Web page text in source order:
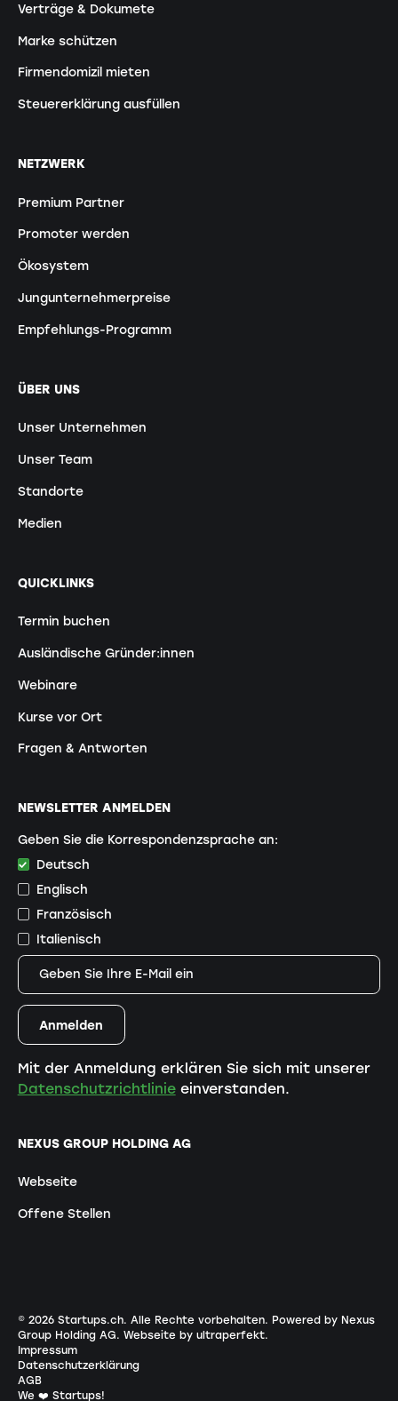
Verträge & Dokumete
Marke schützen
Firmendomizil mieten
Steuererklärung ausfüllen
NETZWERK
Premium Partner
Promoter werden
Ökosystem
Jungunternehmerpreise
Empfehlungs-Programm
ÜBER UNS
Unser Unternehmen
Unser Team
Standorte
Medien
QUICKLINKS
Termin buchen
Ausländische Gründer:innen
Webinare
Kurse vor Ort
Fragen & Antworten
NEXUS GROUP HOLDING AG
Webseite
Offene Stellen
NEWSLETTER ANMELDEN
Geben Sie die Korrespondenzsprache an:
Deutsch
Englisch
Französisch
Italienisch
Mit der Anmeldung erklären Sie sich mit unserer
Datenschutzrichtlinieeinverstanden.
© 2026Startups.ch. Alle Rechte vorbehalten. Powered by Nexus
Group Holding AG. Webseite by ultraperfekt.
Impressum
Datenschutzerklärung
AGB
We ❤️ Startups!